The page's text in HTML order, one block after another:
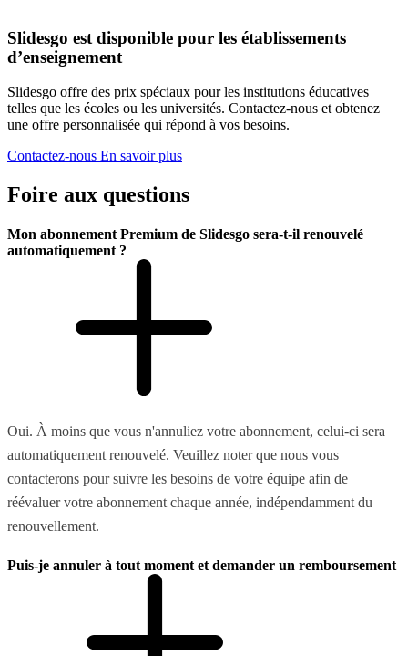
Slidesgo est disponible pour les établissements
d’enseignement
Slidesgo offre des prix spéciaux pour les institutions éducatives
telles que les écoles ou les universités. Contactez-nous et obtenez
une offre personnalisée qui répond à vos besoins.
Contactez-nous En savoir plus
Foire aux questions
Mon abonnement Premium de Slidesgo sera-t-il renouvelé
automatiquement ?
Oui. À moins que vous n'annuliez votre abonnement, celui-ci sera
automatiquement renouvelé. Veuillez noter que nous vous
contacterons pour suivre les besoins de votre équipe afin de
réévaluer votre abonnement chaque année, indépendamment du
renouvellement.
Puis-je annuler à tout moment et demander un remboursement